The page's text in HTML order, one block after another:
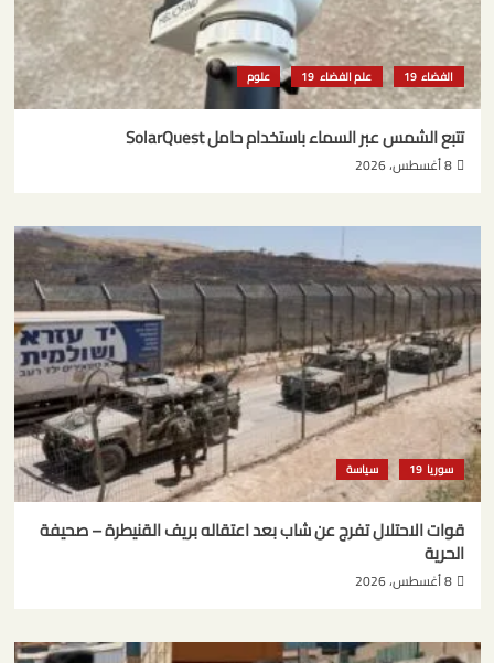
الفضاء علم الفضاء علوم
تتبع الشمس عبر السماء باستخدام حامل SolarQuest
8 أغسطس، 2026
سوريا سياسة
قوات الاحتلال تفرج عن شاب بعد اعتقاله بريف القنيطرة – صحيفة
الحرية
8 أغسطس، 2026